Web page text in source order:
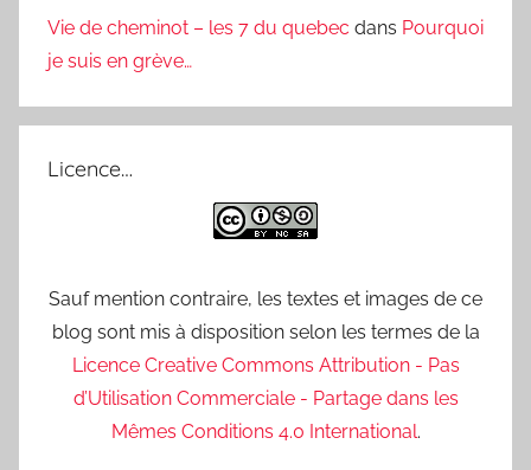
Vie de cheminot – les 7 du quebec dans Pourquoi
je suis en grève…
Licence…
Sauf mention contraire, les textes et images de ce
blog sont mis à disposition selon les termes de la
Licence Creative Commons Attribution - Pas
d’Utilisation Commerciale - Partage dans les
Mêmes Conditions 4.0 International.